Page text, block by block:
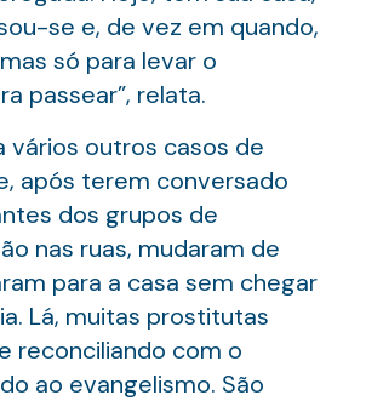
se e, de vez em quando,
só para levar o
passear”, relata.
vários outros casos de
após terem conversado
dos grupos de
nas ruas, mudaram de
para a casa sem chegar
Lá, muitas prostitutas
reconciliando com o
ao evangelismo. São